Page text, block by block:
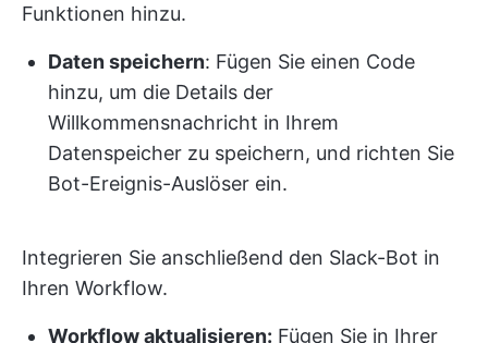
Funktionen hinzu.
Daten speichern: Fügen Sie einen Code
hinzu, um die Details der
Willkommensnachricht in Ihrem
Datenspeicher zu speichern, und richten Sie
Bot-Ereignis-Auslöser ein.
Integrieren Sie anschließend den Slack-Bot in
Ihren Workflow.
Workflow aktualisieren: Fügen Sie in Ihrer